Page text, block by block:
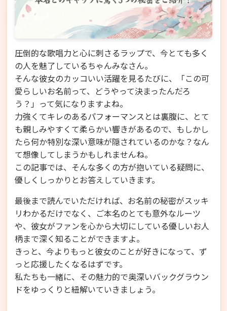
圧倒的な歌唱力と心に刺さるラップで、今とても多く
の人を魅了しているちゃんみなさん。
そんな彼女のカッコいい活躍を見るたびに、「この可
愛らしいお名前って、どうやって決まったんだろ
う？」って気になりますよね。
力強くてキレのあるパフォーマンスとは裏腹に、とて
も親しみやすくて柔らかい響きがあるので、もしかし
たら何か特別な深い意味が隠されているのかな？なん
て想像してしまうかもしれませんね。
この記事では、そんな多くの方が抱いている疑問に、
優しくしっかりとお答えしていきます。
最後まで読んでいただければ、お名前の秘密がスッキ
リわかるだけでなく、ご本名のとても意外なルーツ
や、彼女がファンを心から大切にしている優しいお人
柄まで深く知ることができますよ。
きっと、今よりもっと彼女のことが好きになって、ず
っと応援したくなるはずです。
私たちも一緒に、その魅力的で奥深いバックグラウン
ドをゆっくりと紐解いていきましょう。